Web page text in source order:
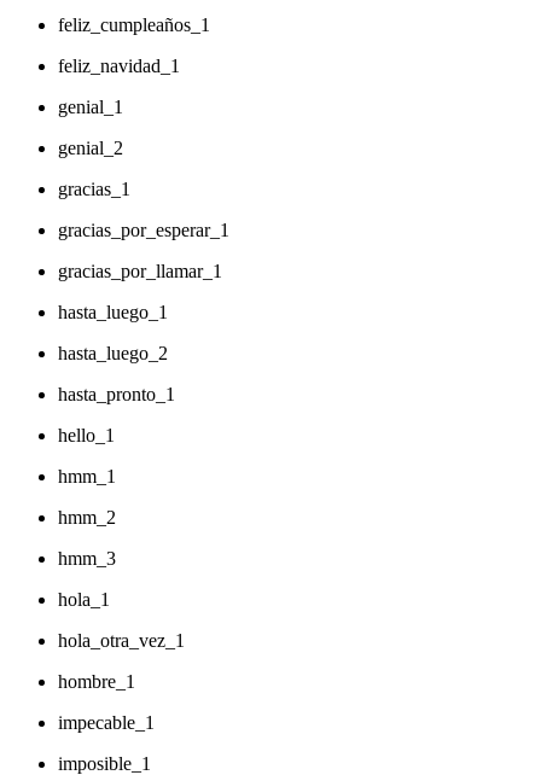
feliz_cumpleaños_1
feliz_navidad_1
genial_1
genial_2
gracias_1
gracias_por_esperar_1
gracias_por_llamar_1
hasta_luego_1
hasta_luego_2
hasta_pronto_1
hello_1
hmm_1
hmm_2
hmm_3
hola_1
hola_otra_vez_1
hombre_1
impecable_1
imposible_1